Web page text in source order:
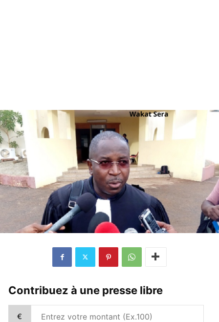
Contribuez à une presse libre
€